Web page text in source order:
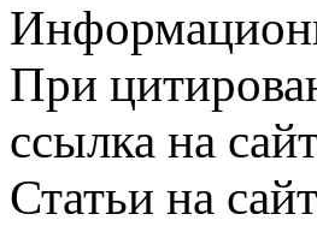
При
ссылка на
Статьи на